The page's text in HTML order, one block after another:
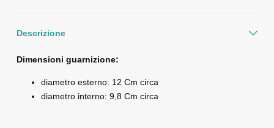
Descrizione
Dimensioni guarnizione:
diametro esterno: 12 Cm circa
diametro interno: 9,8 Cm circa